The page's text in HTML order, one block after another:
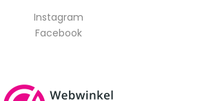
Instagram
Facebook